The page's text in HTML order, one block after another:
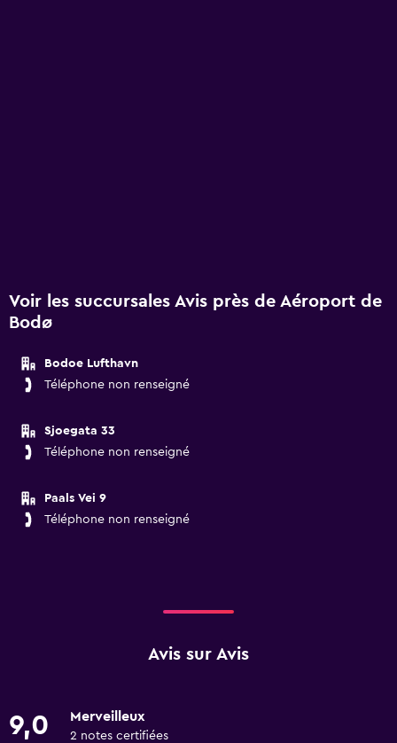
Voir les succursales Avis près de Aéroport de
Bodø
Bodoe Lufthavn
Téléphone non renseigné
Sjoegata 33
Téléphone non renseigné
Paals Vei 9
Téléphone non renseigné
Avis sur Avis
9,0 Merveilleux
2 notes certifiées